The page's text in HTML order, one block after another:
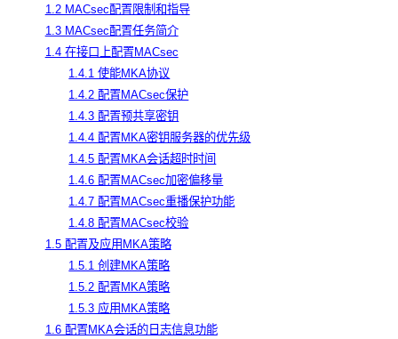
1.2 MACsec配置限制和指导
1.3 MACsec配置任务简介
1.4 在接口上配置MACsec
1.4.1 使能MKA协议
1.4.2 配置MACsec保护
1.4.3 配置预共享密钥
1.4.4 配置MKA密钥服务器的优先级
1.4.5 配置MKA会话超时时间
1.4.6 配置MACsec加密偏移量
1.4.7 配置MACsec重播保护功能
1.4.8 配置MACsec校验
1.5 配置及应用MKA策略
1.5.1 创建MKA策略
1.5.2 配置MKA策略
1.5.3 应用MKA策略
1.6 配置MKA会话的日志信息功能